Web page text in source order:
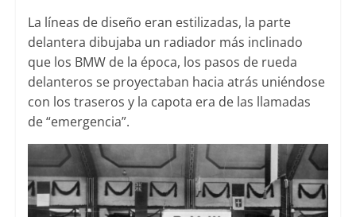
La líneas de diseño eran estilizadas, la parte
delantera dibujaba un radiador más inclinado
que los BMW de la época, los pasos de rueda
delanteros se proyectaban hacia atrás uniéndose
con los traseros y la capota era de las llamadas
de “emergencia”.